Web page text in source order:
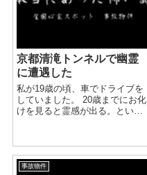
京都清滝トンネルで幽霊
に遭遇した
私が19歳の頃、車でドライブを
していました。 20歳までにお化
けを見ると霊感が出る。という
いたので、この時期ぐらいから
心霊スポット巡りをよくしてい
ました。...
事故物件